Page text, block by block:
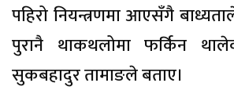
पहिरो नियन्त्रणमा आएसँगै
पुरानै थाकथलोमा फर्किन
सुकबहादुर तामाङले बताए।